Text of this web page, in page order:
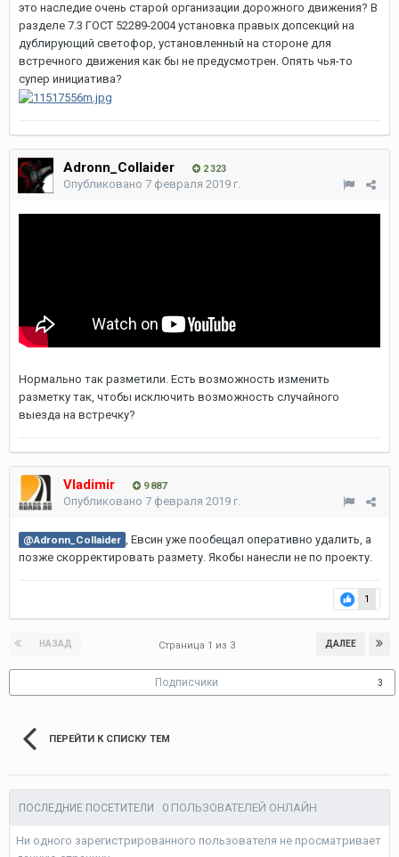
это наследие очень старой организации дорожного движения? В
разделе 7.3 ГОСТ 52289-2004 установка правых допсекций на
дублирующий светофор, установленный на стороне для
встречного движения как бы не предусмотрен. Опять чья-то
супер инициатива?
Adronn_Collaider 2 323
Опубликовано 7 февраля 2019 г.
Нормально так разметили. Есть возможность изменить
разметку так, чтобы исключить возможность случайного
выезда на встречку?
Vladimir 9 887
Опубликовано 7 февраля 2019 г.
@Adronn_Collaider , Евсин уже пообещал оперативно удалить, а
позже скорректировать размету. Якобы нанесли не по проекту.
1
НАЗАД ДАЛЕЕ
Страница 1 из 3
Подписчики 3
ПЕРЕЙТИ К СПИСКУ ТЕМ
ПОСЛЕДНИЕ ПОСЕТИТЕЛИ 0 ПОЛЬЗОВАТЕЛЕЙ ОНЛАЙН
Ни одного зарегистрированного пользователя не просматривает